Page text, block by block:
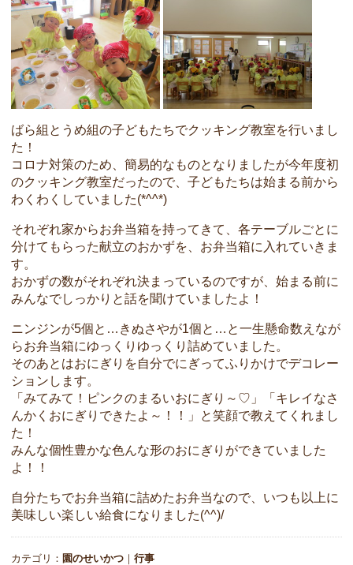
ばら組とうめ組の子どもたちでクッキング教室を行いまし
た！
コロナ対策のため、簡易的なものとなりましたが今年度初
のクッキング教室だったので、子どもたちは始まる前から
わくわくしていました(*^^*)
それぞれ家からお弁当箱を持ってきて、各テーブルごとに
分けてもらった献立のおかずを、お弁当箱に入れていきま
す。
おかずの数がそれぞれ決まっているのですが、始まる前に
みんなでしっかりと話を聞けていましたよ！
ニンジンが5個と…きぬさやが1個と…と一生懸命数えなが
らお弁当箱にゆっくりゆっくり詰めていました。
そのあとはおにぎりを自分でにぎってふりかけでデコレー
ションします。
「みてみて！ピンクのまるいおにぎり～♡」「キレイなさ
んかくおにぎりできたよ～！！」と笑顔で教えてくれまし
た！
みんな個性豊かな色んな形のおにぎりができていました
よ！！
自分たちでお弁当箱に詰めたお弁当なので、いつも以上に
美味しい楽しい給食になりました(^^)/
カテゴリ： 園のせいかつ ｜ 行事